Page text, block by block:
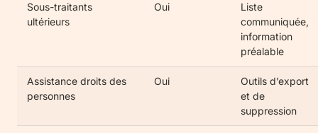
Sous-traitants
ultérieurs
Oui
Liste
communiquée,
information
préalable
Assistance droits des
personnes
Oui
Outils d’export
et de
suppression